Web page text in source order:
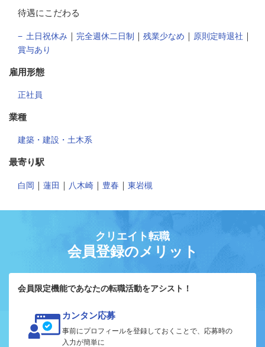
待遇にこだわる
土日祝休み ｜ 完全週休二日制 ｜ 残業少なめ ｜ 原則定時退社 ｜
賞与あり
雇用形態
正社員
業種
建築・建設・土木系
最寄り駅
白岡 ｜ 蓮田 ｜ 八木崎 ｜ 豊春 ｜ 東岩槻
クリエイト転職
会員登録のメリット
会員限定機能であなたの転職活動をアシスト！
カンタン応募
事前にプロフィールを登録しておくことで、応募時の
入力が簡単に